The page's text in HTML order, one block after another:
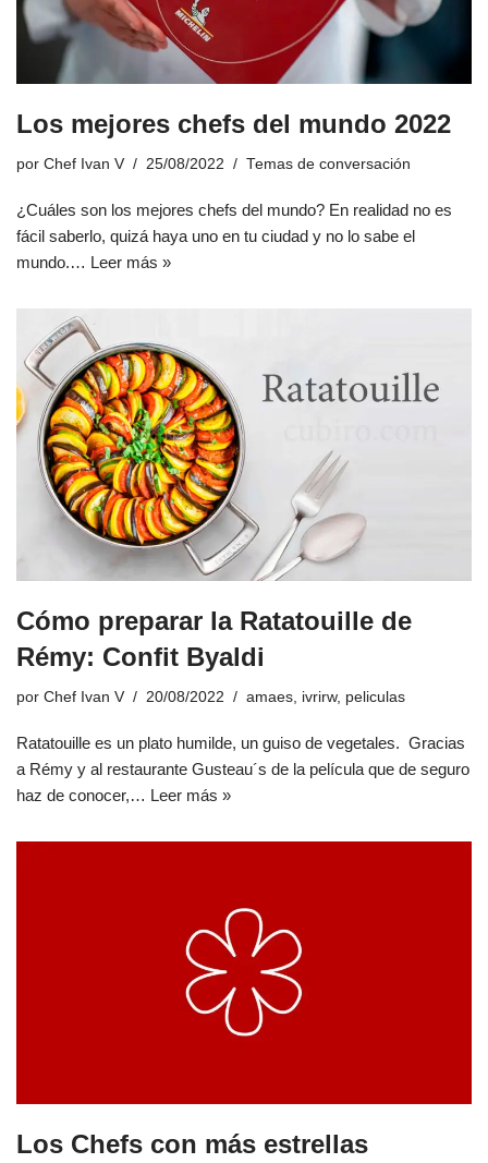
Los mejores chefs del mundo 2022
por Chef Ivan V 25/08/2022 Temas de conversación
¿Cuáles son los mejores chefs del mundo? En realidad no es
fácil saberlo, quizá haya uno en tu ciudad y no lo sabe el
mundo.… Leer más »
Cómo preparar la Ratatouille de
Rémy: Confit Byaldi
por Chef Ivan V 20/08/2022 amaes, ivrirw, peliculas
Ratatouille es un plato humilde, un guiso de vegetales. Gracias
a Rémy y al restaurante Gusteau´s de la película que de seguro
haz de conocer,… Leer más »
Los Chefs con más estrellas